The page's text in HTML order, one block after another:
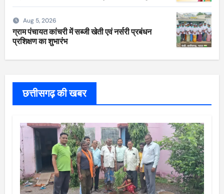
Aug 5, 2026
ग्राम पंचायत कांचरी में सब्जी खेती एवं नर्सरी प्रबंधन
प्रशिक्षण का शुभारंभ
छत्तीसगढ़ की खबर